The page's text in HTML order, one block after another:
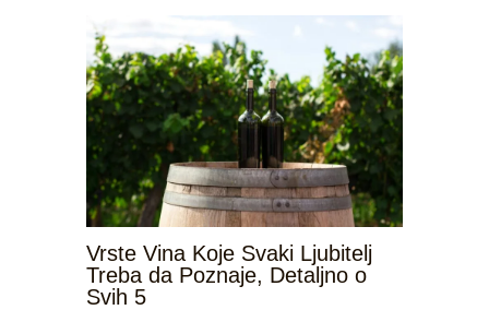
Vrste Vina Koje Svaki Ljubitelj
Treba da Poznaje, Detaljno o
Svih 5